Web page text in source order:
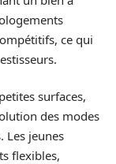
ce qui
surfaces,
des modes
Les jeunes
flexibles,